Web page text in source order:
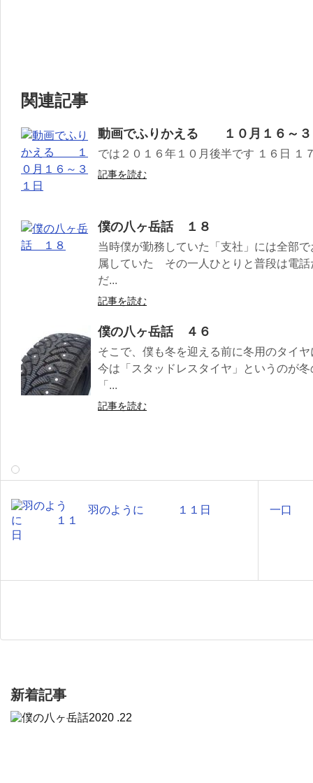
関連記事
動画でふりかえる １０月１６～３
では２０１６年１０月後半です １６日 １
記事を読む
僕の八ヶ岳話 １８
当時僕が勤務していた「支社」には全部
属していた その一人ひとりと普段は電
だ...
記事を読む
僕の八ヶ岳話 ４６
そこで、僕も冬を迎える前に冬用のタイ
今は「スタッドレスタイヤ」というのが
「...
記事を読む
羽のように １１日 一口
新着記事